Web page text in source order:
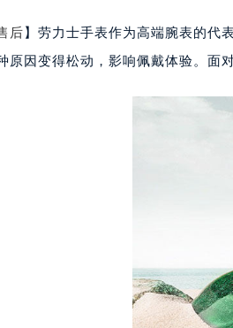
后 】劳力士手表作为高端腕表的代
原因变得松动，影响佩戴体验。面